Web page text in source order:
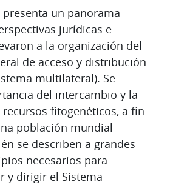
presenta un panorama
jurídicas e
a la organización del
de acceso y distribución
multilateral). Se
del intercambio y la
fitogenéticos, a fin
población mundial
se describen a grandes
necesarios para
y dirigir el Sistema